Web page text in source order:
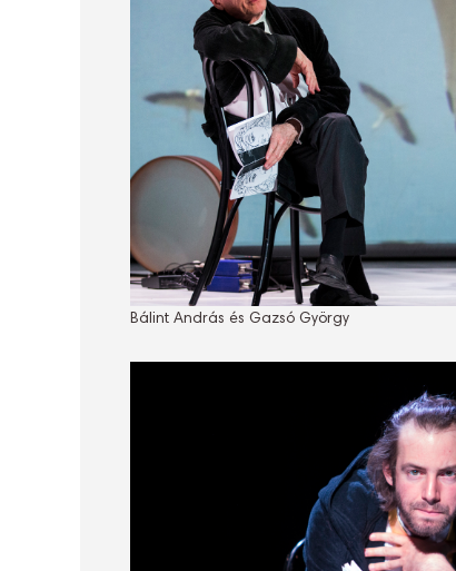
Bálint András és Gazsó György